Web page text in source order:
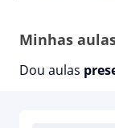
Minhas
Dou aulas